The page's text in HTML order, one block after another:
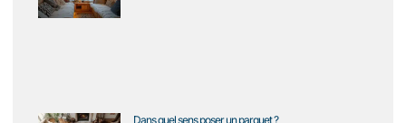
Dans quel sens poser un parquet ?